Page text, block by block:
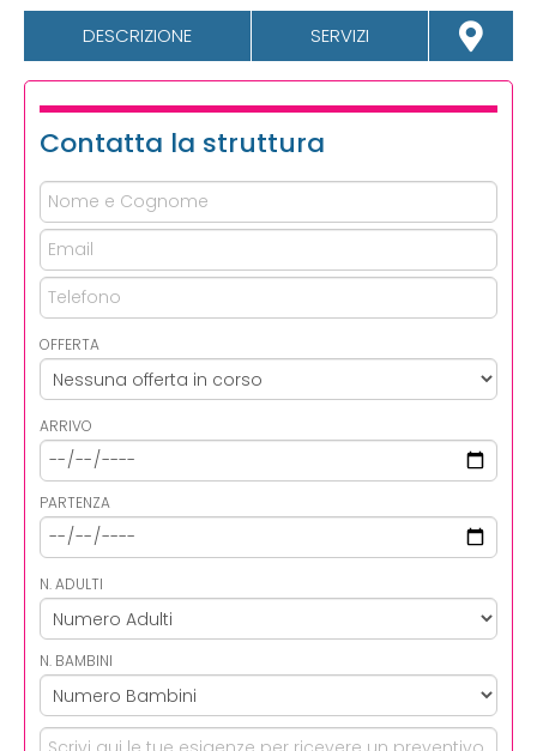
DESCRIZIONE SERVIZI
Contatta la struttura
OFFERTA
ARRIVO
PARTENZA
N. ADULTI
N. BAMBINI